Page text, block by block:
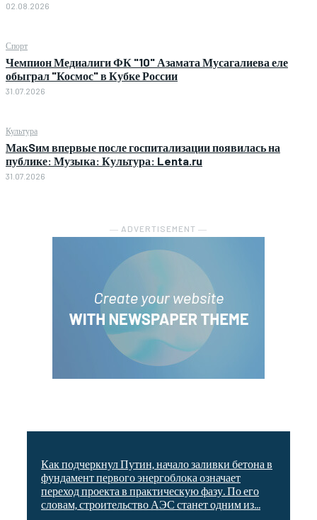
02.08.2026
Спорт
Чемпион Медиалиги ФК "10" Азамата Мусагалиева еле
обыграл "Космос" в Кубке России
31.07.2026
Культура
МакSим впервые после госпитализации появилась на
публике: Музыка: Культура: Lenta.ru
31.07.2026
― ADVERTISEMENT ―
Как подчеркнул Путин, начало заливки бетона в
фундамент первого энергоблока означает
переход проекта в практическую фазу. По его
словам, строительство АЭС станет одним из...